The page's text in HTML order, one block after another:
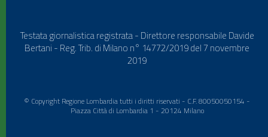
Testata giornalistica registrata - Direttore responsabile Davide
Bertani - Reg. Trib. di Milano n° 14772/2019 del 7 novembre
2019
© Copyright Regione Lombardia tutti i diritti riservati - C.F. 80050050154 -
Piazza Città di Lombardia 1 - 20124 Milano